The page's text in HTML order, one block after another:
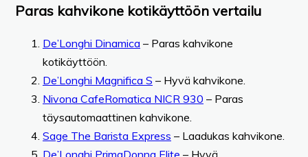
Paras kahvikone kotikäyttöön vertailu
De’Longhi Dinamica – Paras kahvikone
kotikäyttöön.
De’Longhi Magnifica S – Hyvä kahvikone.
Nivona CafeRomatica NICR 930 – Paras
täysautomaattinen kahvikone.
Sage The Barista Express – Laadukas kahvikone.
De’Longhi PrimaDonna Elite – Hyvä